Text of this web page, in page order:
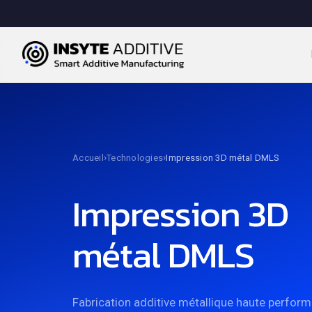
Métaux
Accueil›Technologies›Impression 3D métal DMLS
Impression 3D
métal DMLS
Fabrication additive métallique haute